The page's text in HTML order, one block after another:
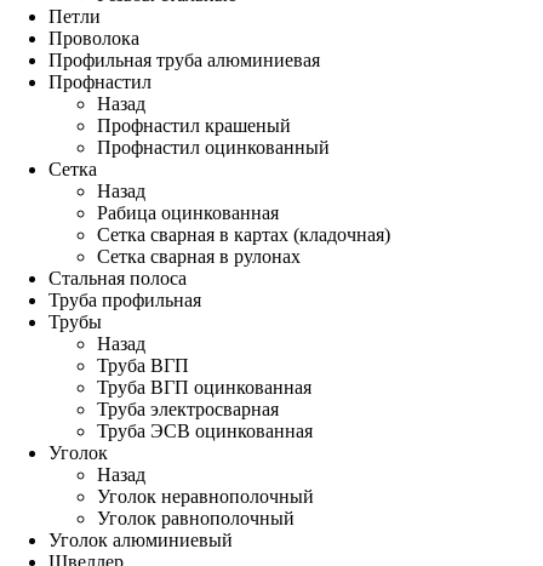
Петли
Проволока
Профильная труба алюминиевая
Профнастил
Назад
Профнастил крашеный
Профнастил оцинкованный
Сетка
Назад
Рабица оцинкованная
Сетка сварная в картах (кладочная)
Сетка сварная в рулонах
Стальная полоса
Труба профильная
Трубы
Назад
Труба ВГП
Труба ВГП оцинкованная
Труба электросварная
Труба ЭСВ оцинкованная
Уголок
Назад
Уголок неравнополочный
Уголок равнополочный
Уголок алюминиевый
Швеллер